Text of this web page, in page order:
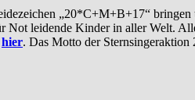
„20*C+M+B+17“ bringen
leidende Kinder in aller Welt.
hier. Das Motto der Sternsingeraktion